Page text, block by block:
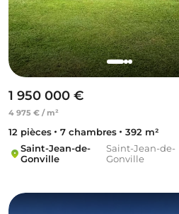
1 950 000 €
4 975 € / m²
12 pièces 7 chambres
392 m²
Saint-Jean-de-
Gonville
Saint-Jean-de-
Gonville